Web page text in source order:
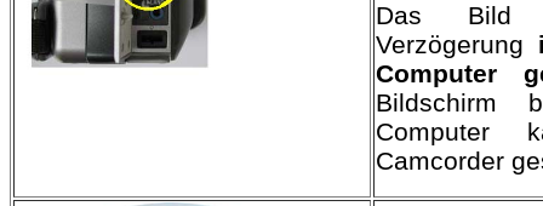
Das
Verzögerung
Computer
Bildschirm
Computer
Camcorder